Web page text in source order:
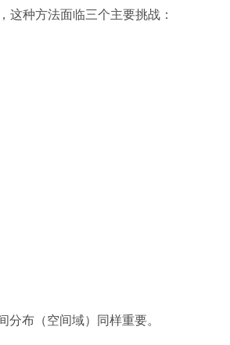
这种方法面临三个主要挑战：
布（空间域）同样重要。